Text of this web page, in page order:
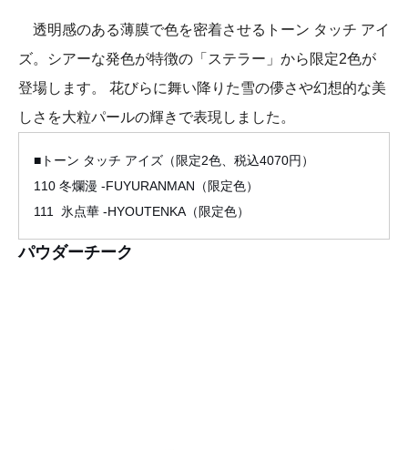
透明感のある薄膜で色を密着させるトーン タッチ アイ
ズ。シアーな発色が特徴の「ステラー」から限定2色が
登場します。 花びらに舞い降りた雪の儚さや幻想的な美
しさを大粒パールの輝きで表現しました。
■トーン タッチ アイズ（限定2色、税込4070円）
110 冬爛漫 -FUYURANMAN（限定色）
111 氷点華 -HYOUTENKA（限定色）
パウダーチーク